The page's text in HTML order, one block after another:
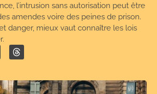
l’intrusion sans autorisation peut être
amendes voire des peines de prison.
danger, mieux vaut connaître les lois